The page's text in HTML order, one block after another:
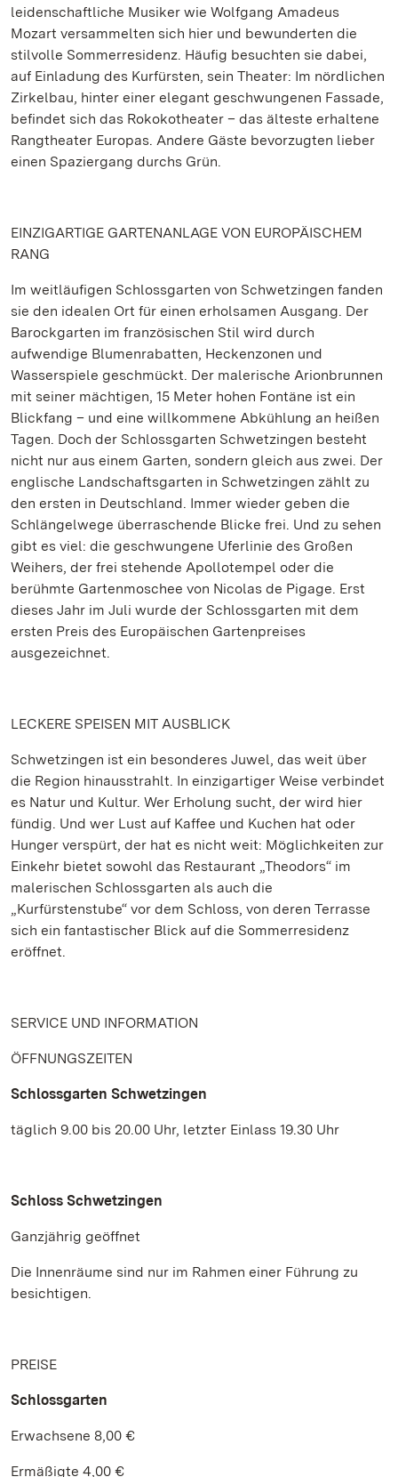
leidenschaftliche Musiker wie Wolfgang Amadeus
Mozart versammelten sich hier und bewunderten die
stilvolle Sommerresidenz. Häufig besuchten sie dabei,
auf Einladung des Kurfürsten, sein Theater: Im nördlichen
Zirkelbau, hinter einer elegant geschwungenen Fassade,
befindet sich das Rokokotheater – das älteste erhaltene
Rangtheater Europas. Andere Gäste bevorzugten lieber
einen Spaziergang durchs Grün.
EINZIGARTIGE GARTENANLAGE VON EUROPÄISCHEM
RANG
Im weitläufigen Schlossgarten von Schwetzingen fanden
sie den idealen Ort für einen erholsamen Ausgang. Der
Barockgarten im französischen Stil wird durch
aufwendige Blumenrabatten, Heckenzonen und
Wasserspiele geschmückt. Der malerische Arionbrunnen
mit seiner mächtigen, 15 Meter hohen Fontäne ist ein
Blickfang – und eine willkommene Abkühlung an heißen
Tagen. Doch der Schlossgarten Schwetzingen besteht
nicht nur aus einem Garten, sondern gleich aus zwei. Der
englische Landschaftsgarten in Schwetzingen zählt zu
den ersten in Deutschland. Immer wieder geben die
Schlängelwege überraschende Blicke frei. Und zu sehen
gibt es viel: die geschwungene Uferlinie des Großen
Weihers, der frei stehende Apollotempel oder die
berühmte Gartenmoschee von Nicolas de Pigage. Erst
dieses Jahr im Juli wurde der Schlossgarten mit dem
ersten Preis des Europäischen Gartenpreises
ausgezeichnet.
LECKERE SPEISEN MIT AUSBLICK
Schwetzingen ist ein besonderes Juwel, das weit über
die Region hinausstrahlt. In einzigartiger Weise verbindet
es Natur und Kultur. Wer Erholung sucht, der wird hier
fündig. Und wer Lust auf Kaffee und Kuchen hat oder
Hunger verspürt, der hat es nicht weit: Möglichkeiten zur
Einkehr bietet sowohl das Restaurant „Theodors“ im
malerischen Schlossgarten als auch die
„Kurfürstenstube“ vor dem Schloss, von deren Terrasse
sich ein fantastischer Blick auf die Sommerresidenz
eröffnet.
SERVICE UND INFORMATION
ÖFFNUNGSZEITEN
Schlossgarten Schwetzingen
täglich 9.00 bis 20.00 Uhr, letzter Einlass 19.30 Uhr
Schloss Schwetzingen
Ganzjährig geöffnet
Die Innenräume sind nur im Rahmen einer Führung zu
besichtigen.
PREISE
Schlossgarten
Erwachsene 8,00 €
Ermäßigte 4,00 €